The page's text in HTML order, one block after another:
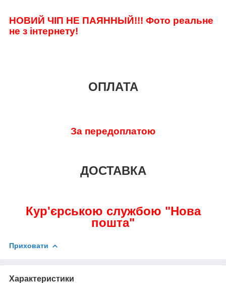
НОВИЙ ЧІП НЕ ПАЯННЫЙ!!! Фото реальне
не з інтернету!
ОПЛАТА
За передоплатою
ДОСТАВКА
Кур'єрською службою "Нова
пошта"
Приховати
Характеристики